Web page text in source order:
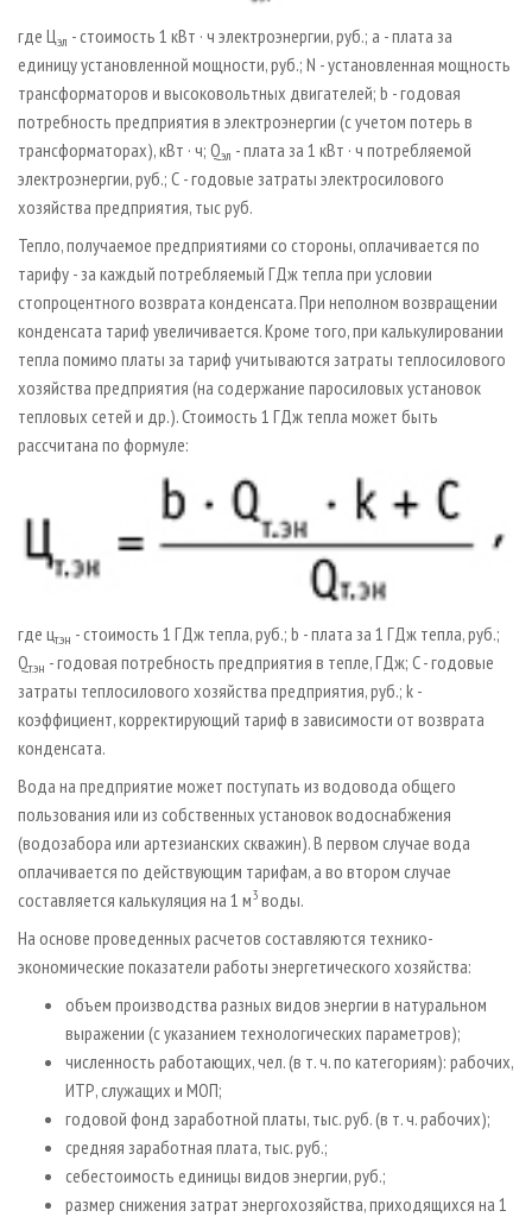
где Цэл - стоимость 1 кВт · ч электроэнергии, руб.; a - плата за
единицу установленной мощности, руб.; N - установленная мощность
трансформаторов и высоковольтных двигателей; b - годовая
потребность предприятия в электроэнергии (с учетом потерь в
трансформаторах), кВт · ч; Qэл - плата за 1 кВт · ч потребляемой
электроэнергии, руб.; С - годовые затраты электросилового
хозяйства предприятия, тыс руб.
Тепло, получаемое предприятиями со стороны, оплачивается по
тарифу - за каждый потребляемый ГДж тепла при условии
стопроцентного возврата конденсата. При неполном возвращении
конденсата тариф увеличивается. Кроме того, при калькулировании
тепла помимо платы за тариф учитываются затраты теплосилового
хозяйства предприятия (на содержание паросиловых установок
тепловых сетей и др.). Стоимость 1 ГДж тепла может быть
рассчитана по формуле:
где цт.эн - стоимость 1 ГДж тепла, руб.; b - плата за 1 ГДж тепла, руб.;
Qт.эн - годовая потребность предприятия в тепле, ГДж; C - годовые
затраты теплосилового хозяйства предприятия, руб.; k -
коэффициент, корректирующий тариф в зависимости от возврата
конденсата.
Вода на предприятие может поступать из водовода общего
пользования или из собственных установок водоснабжения
(водозабора или артезианских скважин). В первом случае вода
оплачивается по действующим тарифам, а во втором случае
составляется калькуляция на 1 м3 воды.
На основе проведенных расчетов составляются технико-
экономические показатели работы энергетического хозяйства:
объем производства разных видов энергии в натуральном
выражении (с указанием технологических параметров);
численность работающих, чел. (в т. ч. по категориям): рабочих,
ИТР, служащих и МОП;
годовой фонд заработной платы, тыс. руб. (в т. ч. рабочих);
средняя заработная плата, тыс. руб.;
себестоимость единицы видов энергии, руб.;
размер снижения затрат энергохозяйства, приходящихся на 1